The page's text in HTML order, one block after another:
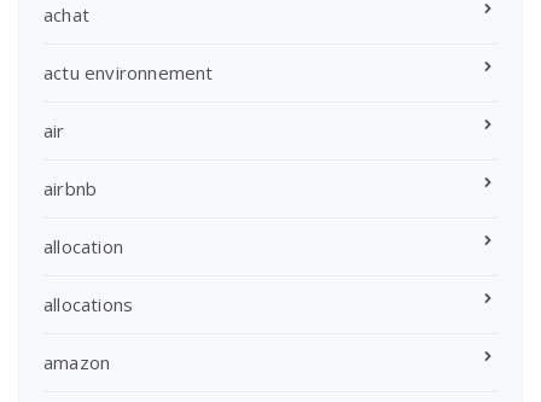
achat
actu environnement
air
airbnb
allocation
allocations
amazon